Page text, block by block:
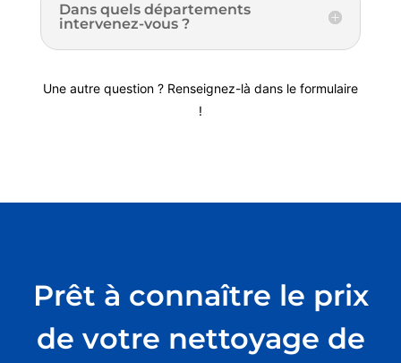
Dans quels départements
intervenez-vous ?
Une autre question ? Renseignez-là dans le formulaire
!
Prêt à connaître le prix
de votre nettoyage de